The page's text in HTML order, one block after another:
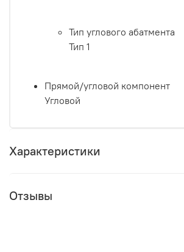
Тип углового абатмента
Тип 1
Прямой/угловой компонент
Угловой
Характеристики
Отзывы